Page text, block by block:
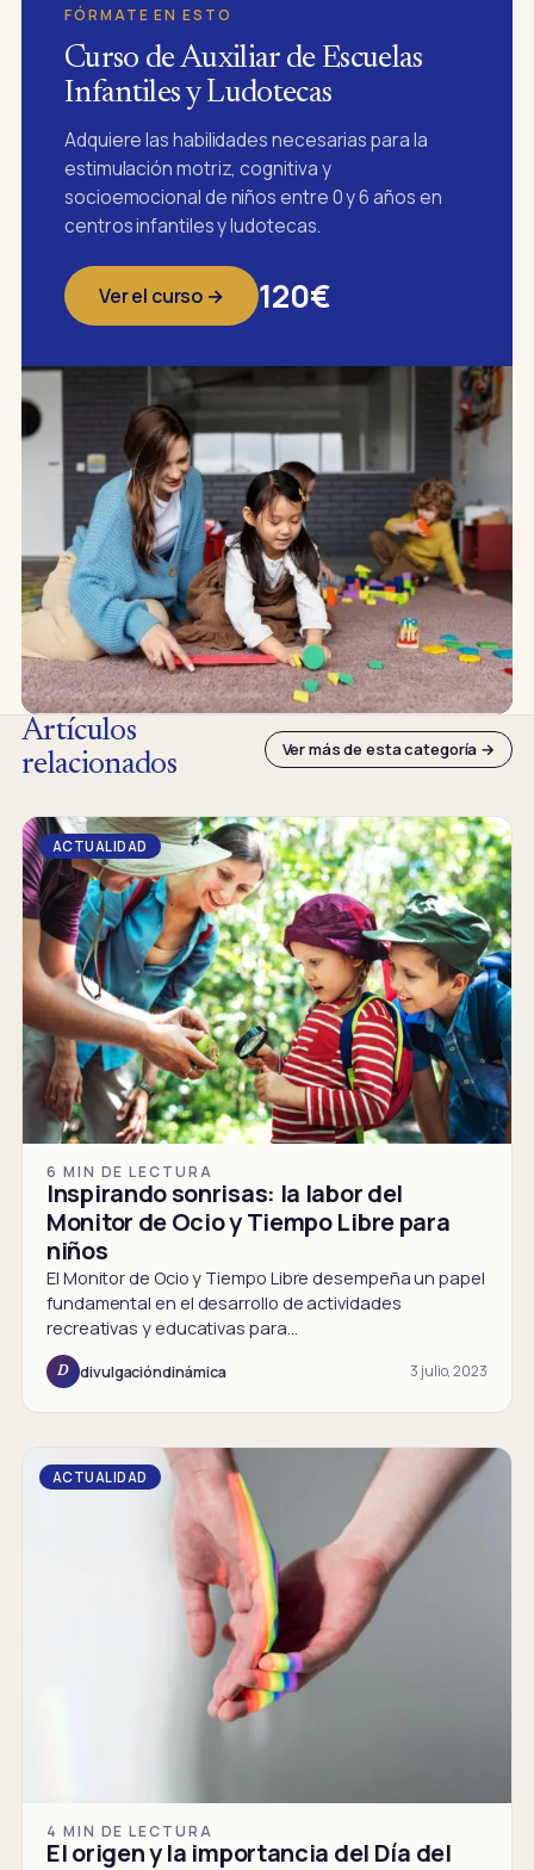
FÓRMATE EN ESTO
Curso de Auxiliar de Escuelas
Infantiles y Ludotecas
Adquiere las habilidades necesarias para la
estimulación motriz, cognitiva y
socioemocional de niños entre 0 y 6 años en
centros infantiles y ludotecas.
Ver el curso → 120€
Artículos
relacionados
Ver más de esta categoría →
ACTUALIDAD
6 MIN DE LECTURA
Inspirando sonrisas: la labor del
Monitor de Ocio y Tiempo Libre para
niños
El Monitor de Ocio y Tiempo Libre desempeña un papel
fundamental en el desarrollo de actividades
recreativas y educativas para…
D divulgacióndinámica 3 julio, 2023
ACTUALIDAD
4 MIN DE LECTURA
El origen y la importancia del Día del